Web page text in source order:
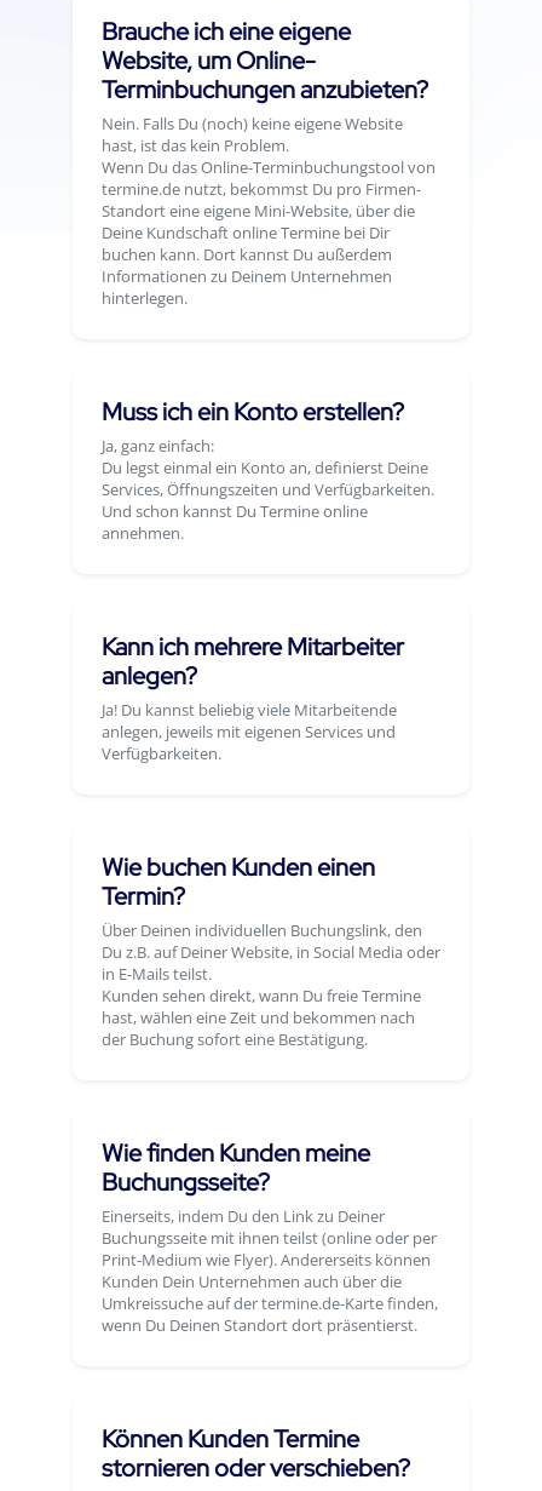
Brauche ich eine eigene
Website, um Online-
Terminbuchungen anzubieten?
Nein. Falls Du (noch) keine eigene Website
hast, ist das kein Problem.
Wenn Du das Online-Terminbuchungstool von
termine.de nutzt, bekommst Du pro Firmen-
Standort eine eigene Mini-Website, über die
Deine Kundschaft online Termine bei Dir
buchen kann. Dort kannst Du außerdem
Informationen zu Deinem Unternehmen
hinterlegen.
Muss ich ein Konto erstellen?
Ja, ganz einfach:
Du legst einmal ein Konto an, definierst Deine
Services, Öffnungszeiten und Verfügbarkeiten.
Und schon kannst Du Termine online
annehmen.
Kann ich mehrere Mitarbeiter
anlegen?
Ja! Du kannst beliebig viele Mitarbeitende
anlegen, jeweils mit eigenen Services und
Verfügbarkeiten.
Wie buchen Kunden einen
Termin?
Über Deinen individuellen Buchungslink, den
Du z.B. auf Deiner Website, in Social Media oder
in E-Mails teilst.
Kunden sehen direkt, wann Du freie Termine
hast, wählen eine Zeit und bekommen nach
der Buchung sofort eine Bestätigung.
Wie finden Kunden meine
Buchungsseite?
Einerseits, indem Du den Link zu Deiner
Buchungsseite mit ihnen teilst (online oder per
Print-Medium wie Flyer). Andererseits können
Kunden Dein Unternehmen auch über die
Umkreissuche auf der termine.de-Karte finden,
wenn Du Deinen Standort dort präsentierst.
Können Kunden Termine
stornieren oder verschieben?